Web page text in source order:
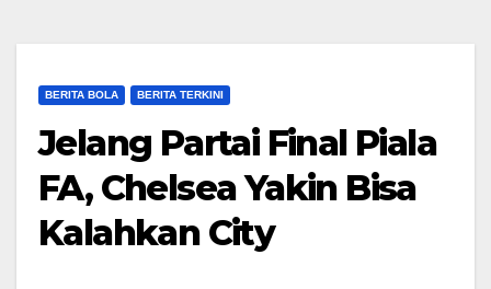
BERITA BOLA BERITA TERKINI
Jelang Partai Final Piala
FA, Chelsea Yakin Bisa
Kalahkan City